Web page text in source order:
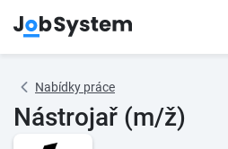
Nabídky práce
Nástrojař (m/ž)